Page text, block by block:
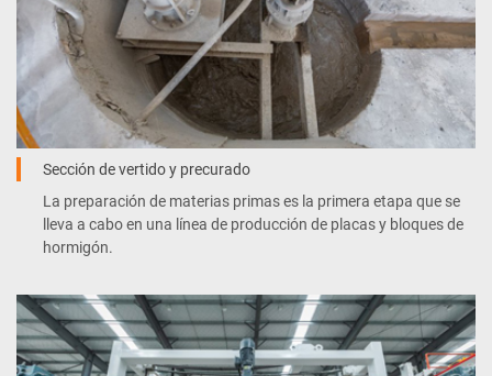
Sección de vertido y precurado
La preparación de materias primas es la primera etapa que se
lleva a cabo en una línea de producción de placas y bloques de
hormigón.